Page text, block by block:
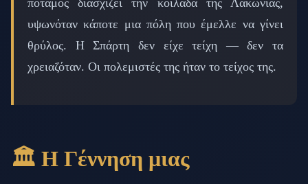
υψωνόταν κάποτε μια πόλη που έμελλε να γίνει
θρύλος. Η Σπάρτη δεν είχε τείχη — δεν τα
χρειαζόταν. Οι πολεμιστές της ήταν το τείχος της.
🏛️ Η Γέννηση μιας